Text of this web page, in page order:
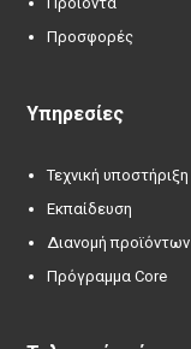
Προσφορές
Υπηρεσίες
Τεχνική υποστήριξη
Εκπαίδευση
Διανομή προϊόντων
Πρόγραμμα Core